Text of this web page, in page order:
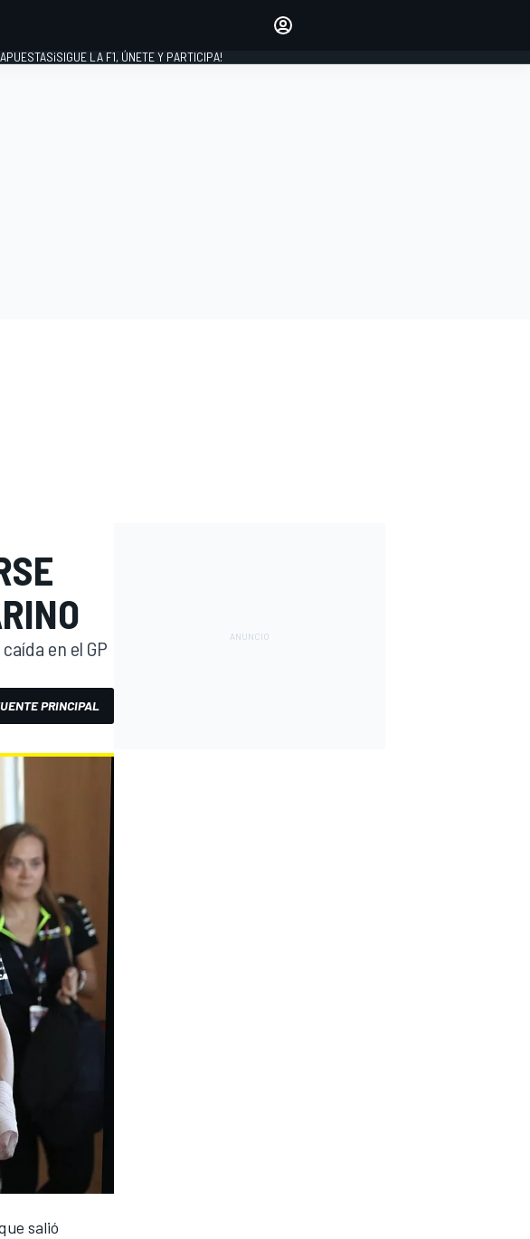
APUESTAS¡SIGUE LA F1, ÚNETE Y PARTICIPA!
en el GP
PRINCIPAL
salió